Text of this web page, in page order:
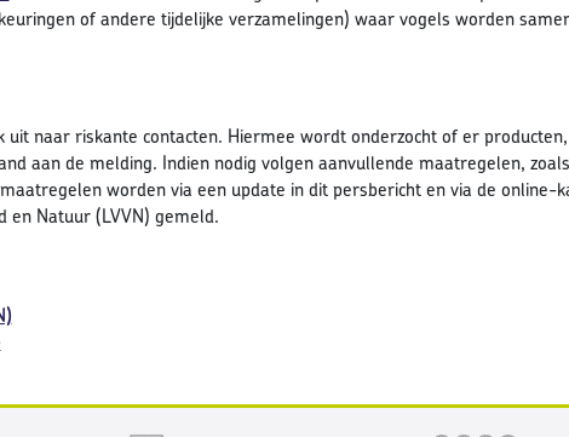
of andere tijdelijke verzamelingen) waar vogels worden
uit naar riskante contacten. Hiermee wordt onderzocht of er
aan de melding. Indien nodig volgen aanvullende maatregelen,
worden via een update in dit persbericht en via de online-
en Natuur (LVVN) gemeld.